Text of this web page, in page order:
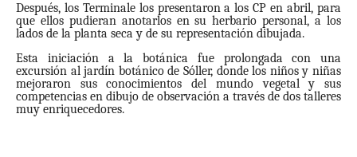
Después, los Terminale los presentaron a los CP en abril, para
que ellos pudieran anotarlos en su herbario personal, a los
lados de la planta seca y de su representación dibujada.
Esta iniciación a la botánica fue prolongada con una
excursión al jardín botánico de Sóller, donde los niños y niñas
mejoraron sus conocimientos del mundo vegetal y sus
competencias en dibujo de observación a través de dos talleres
muy enriquecedores.